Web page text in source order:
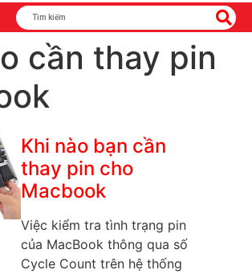
cần thay pin
Khi nào bạn cần
thay pin cho
Macbook
Việc kiểm tra tình trạng pin
của MacBook thông qua số
Cycle Count trên hệ thống